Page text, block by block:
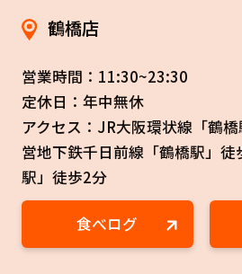
鶴橋店
営業時間：11:30~23:30
定休日：年中無休
アクセス：JR大阪環状線「鶴
営地下鉄千日前線「鶴橋駅」
駅」徒歩2分
食べログ